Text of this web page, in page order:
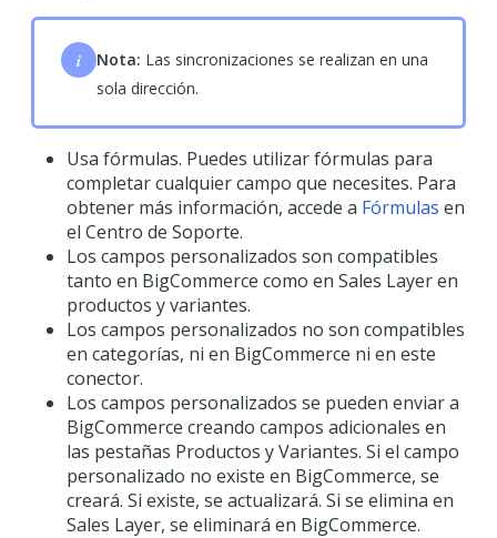
i Nota: Las sincronizaciones se realizan en una
sola dirección.
Usa fórmulas. Puedes utilizar fórmulas para
completar cualquier campo que necesites. Para
obtener más información, accede a Fórmulas en
el Centro de Soporte.
Los campos personalizados son compatibles
tanto en BigCommerce como en Sales Layer en
productos y variantes.
Los campos personalizados no son compatibles
en categorías, ni en BigCommerce ni en este
conector.
Los campos personalizados se pueden enviar a
BigCommerce creando campos adicionales en
las pestañas Productos y Variantes. Si el campo
personalizado no existe en BigCommerce, se
creará. Si existe, se actualizará. Si se elimina en
Sales Layer, se eliminará en BigCommerce.